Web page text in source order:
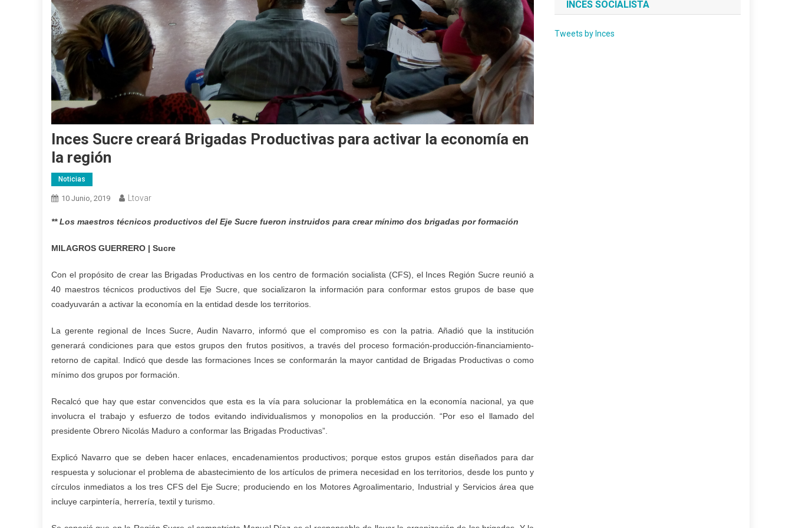
Inces Sucre creará Brigadas Productivas para activar la economía en
la región
Noticias
10 Junio, 2019 Ltovar
** Los maestros técnicos productivos del Eje Sucre fueron instruidos para crear mínimo dos brigadas por formación
MILAGROS GUERRERO | Sucre
Con el propósito de crear las Brigadas Productivas en los centro de formación socialista (CFS), el Inces Región Sucre reunió a
40 maestros técnicos productivos del Eje Sucre, que socializaron la información para conformar estos grupos de base que
coadyuvarán a activar la economía en la entidad desde los territorios.
La gerente regional de Inces Sucre, Audin Navarro, informó que el compromiso es con la patria. Añadió que la institución
generará condiciones para que estos grupos den frutos positivos, a través del proceso formación-producción-financiamiento-
retorno de capital. Indicó que desde las formaciones Inces se conformarán la mayor cantidad de Brigadas Productivas o como
mínimo dos grupos por formación.
Recalcó que hay que estar convencidos que esta es la vía para solucionar la problemática en la economía nacional, ya que
involucra el trabajo y esfuerzo de todos evitando individualismos y monopolios en la producción. “Por eso el llamado del
presidente Obrero Nicolás Maduro a conformar las Brigadas Productivas”.
Explicó Navarro que se deben hacer enlaces, encadenamientos productivos; porque estos grupos están diseñados para dar
respuesta y solucionar el problema de abastecimiento de los artículos de primera necesidad en los territorios, desde los punto y
círculos inmediatos a los tres CFS del Eje Sucre; produciendo en los Motores Agroalimentario, Industrial y Servicios área que
incluye carpintería, herrería, textil y turismo.
INCES SOCIALISTA
Tweets by Inces